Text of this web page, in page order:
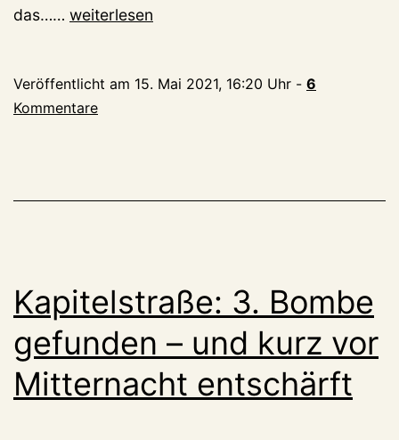
das…… Kapitelstraße:
Bomben
birgt
weiterlesen
Veröffentlicht am 15. Mai 2021, 16:20 Uhr - 6
Kommentare
Kapitelstraße: 3. Bombe
gefunden – und kurz vor
Mitternacht entschärft